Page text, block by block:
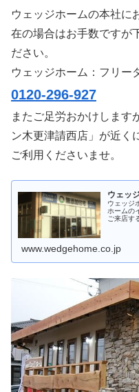
ウェッジホームの本社に
在の場合はお手数ですが
ださい。
ウェッジホーム：フリー
0120-296-927
またご足労おかけします
ン木更津請西店」が近く
ご利用くださいませ。
ウェッ
ウェッジ
ホームの
ご来店す
www.wedgehome.co.jp